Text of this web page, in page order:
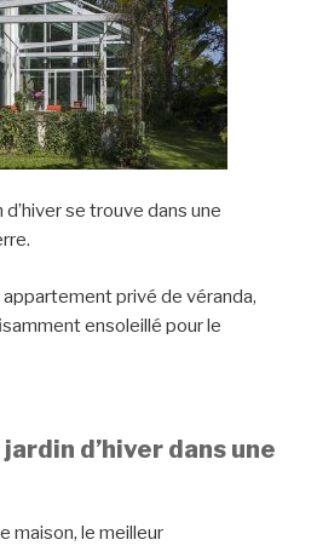
se trouve dans une
appartement privé de véranda,
ensoleillé pour le
d’hiver dans une
maison, le meilleur